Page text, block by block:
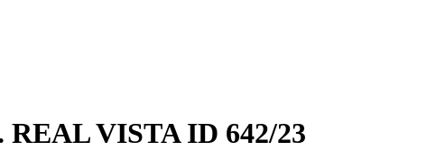
VISTA ID 642/23